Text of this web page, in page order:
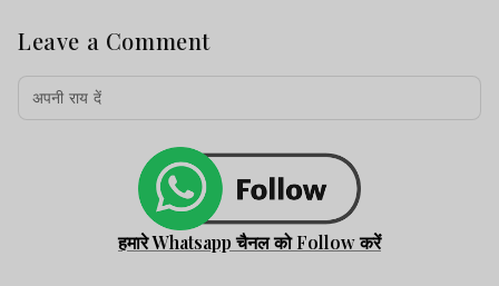
Leave a Comment
हमारे Whatsapp चैनल को Follow करें